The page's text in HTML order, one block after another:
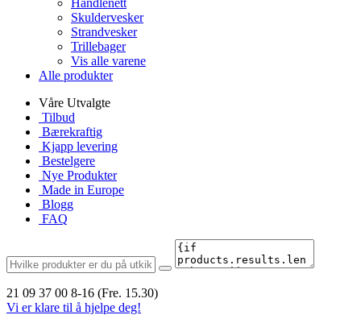
Handlenett
Skuldervesker
Strandvesker
Trillebager
Vis alle varene
Alle produkter
Våre Utvalgte
Tilbud
Bærekraftig
Kjapp levering
Bestelgere
Nye Produkter
Made in Europe
Blogg
FAQ
21 09 37 00 8-16 (Fre. 15.30)
Vi er klare til å hjelpe deg!